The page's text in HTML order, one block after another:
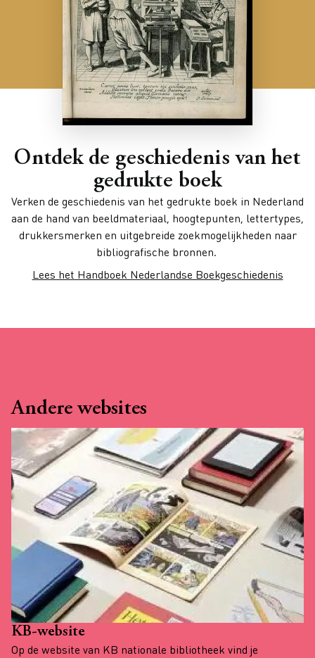
Ontdek de geschiedenis van het
gedrukte boek
Verken de geschiedenis van het gedrukte boek in Nederland
aan de hand van beeldmateriaal, hoogtepunten, lettertypes,
drukkersmerken en uitgebreide zoekmogelijkheden naar
bibliografische bronnen.
Lees het Handboek Nederlandse Boekgeschiedenis
Andere websites
KB-website
Op de website van KB nationale bibliotheek vind je